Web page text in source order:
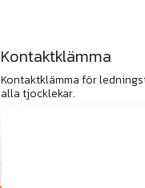
Kontaktklämma
Kontaktklämma för
alla tjocklekar.
exkl.moms